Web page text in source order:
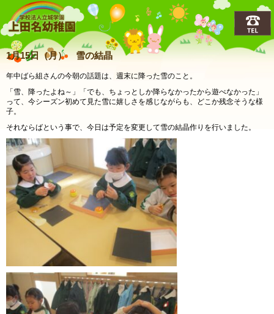
上田名(うえだな)幼稚園
1月15日（月） 雪の結晶
年中ばら組さんの今朝の話題は、週末に降った雪のこと。
「雪、降ったよね～」「でも、ちょっとしか降らなかったから遊べなかった」
って、今シーズン初めて見た雪に嬉しさを感じながらも、どこか残念そうな様
子。
それならばという事で、今日は予定を変更して雪の結晶作りを行いました。